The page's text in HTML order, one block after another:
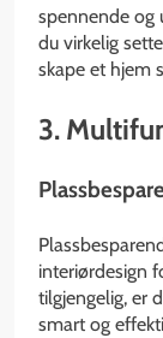
spennende og
du virkelig
skape et hjem
3.
interiørdesign
tilgjengelig, er
smart og